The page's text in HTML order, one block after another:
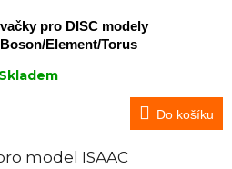
pro DISC modely
Element/Torus
Skladem
Do košíku
model ISAAC